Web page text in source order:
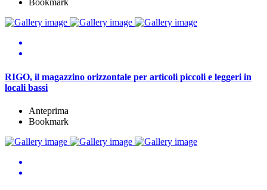
Bookmark
RIGO, il magazzino orizzontale per articoli piccoli e leggeri in
locali bassi
Anteprima
Bookmark